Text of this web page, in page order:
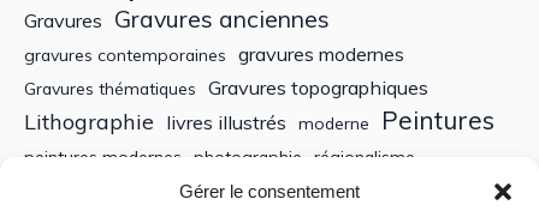
Gérer le consentement
Gravures Gravures anciennes
gravures contemporaines gravures modernes
Gravures thématiques Gravures topographiques
Lithographie livres illustrés moderne Peintures
peintures modernes photographie régionalisme
Tableaux anciens XIXe siècle